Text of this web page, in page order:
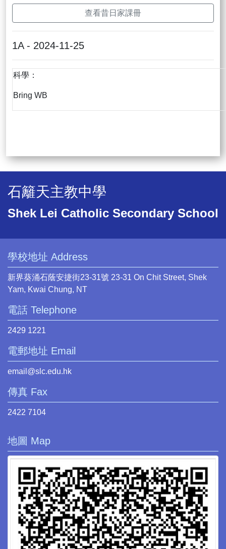
查看昔日家課冊
1A - 2024-11-25
科學：
Bring WB
石籬天主教中學
Shek Lei Catholic Secondary School
學校地址 Address
新界葵涌石蔭安捷街23-31號 23-31 On Chit Street, Shek
Yam, Kwai Chung, NT
電話 Telephone
2429 1221
電郵地址 Email
email@slc.edu.hk
傳真 Fax
2422 7104
地圖 Map